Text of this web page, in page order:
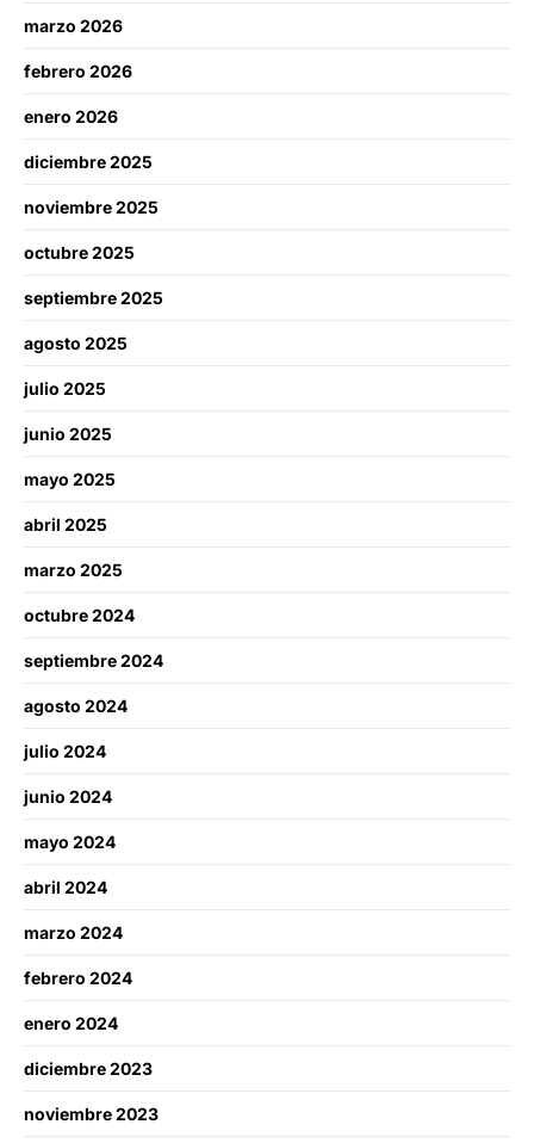
marzo 2026
febrero 2026
enero 2026
diciembre 2025
noviembre 2025
octubre 2025
septiembre 2025
agosto 2025
julio 2025
junio 2025
mayo 2025
abril 2025
marzo 2025
octubre 2024
septiembre 2024
agosto 2024
julio 2024
junio 2024
mayo 2024
abril 2024
marzo 2024
febrero 2024
enero 2024
diciembre 2023
noviembre 2023